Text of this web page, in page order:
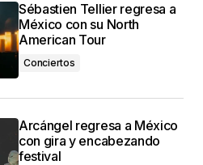
Sébastien Tellier regresa a
México con su North
American Tour
Conciertos
Arcángel regresa a México
con gira y encabezando
festival